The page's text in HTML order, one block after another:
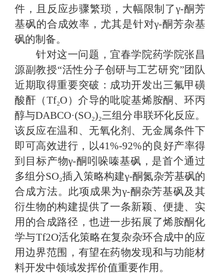
件，且反应步骤繁琐，大幅限制了γ-酮芳
基砜的合成效率，尤其是针对γ-酮芳杂基
砜的制备。
针对这一问题，宜春学院药学院张昌
源副教授“活性分子创研与工艺研究”团队
近期取得重要突破：成功开发出三氟甲磺
酸酐（Tf₂O）介导的吡啶基烯胺酮、环丙
醇与DABCO·(SO₂)₂三组分串联环化反应。
该反应在温和、无氧化剂、无金属条件下
即可高效进行，以41%-92%的良好产率得
到目标产物γ-酮吲哚嗪基砜，是首个通过
多组分SO₂插入策略构建γ-酮氮杂芳基砜的
合成方法。此项成果为γ-酮杂芳基砜及其
衍生物的构建提供了一条新颖、便捷、实
用的合成路径，也进一步拓展了烯胺酮化
学与Tf2O活化策略在复杂杂环合成中的应
用边界范围，有望在药物发现和与功能材
料开发中领域发挥价值重要作用。